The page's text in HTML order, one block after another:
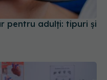
pentru adulți: tipuri și